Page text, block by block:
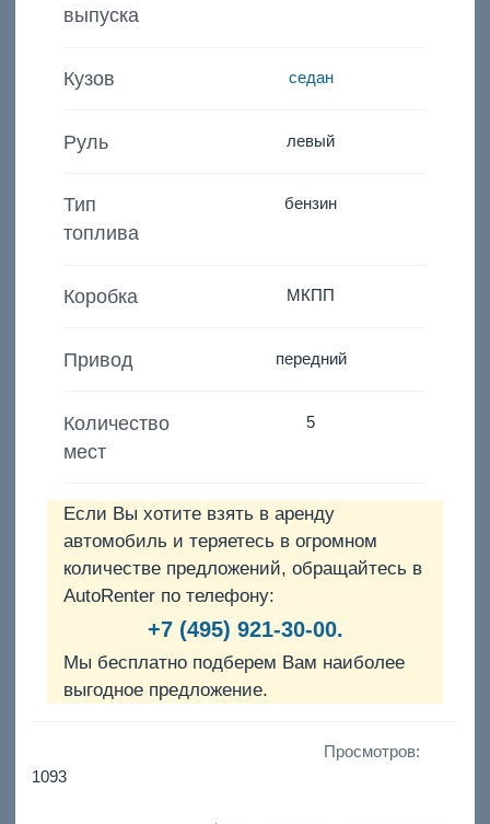
выпуска
Кузов седан
Руль левый
Тип
топлива
бензин
Коробка МКПП
Привод передний
Количество
мест
5
Если Вы хотите взять в аренду
автомобиль и теряетесь в огромном
количестве предложений, обращайтесь в
AutoRenter по телефону:
+7 (495) 921-30-00.
Мы бесплатно подберем Вам наиболее
выгодное предложение.
Просмотров:
1093